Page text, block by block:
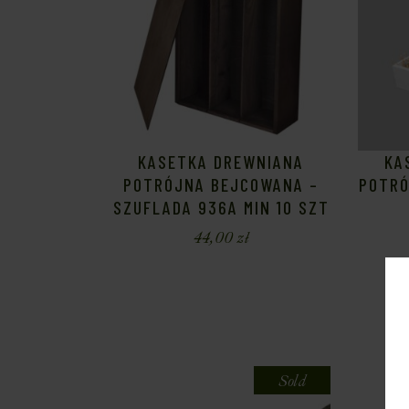
KASETKA DREWNIANA
POTRÓJNA BEJCOWANA –
SZUFLADA 936A MIN 10 SZT
44,00zł
Sold